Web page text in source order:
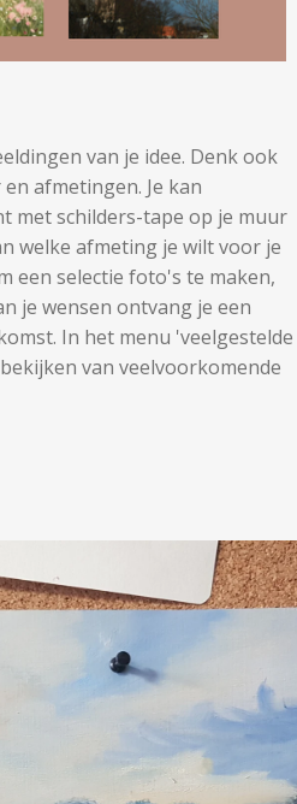
van je idee. Denk ook
afmetingen. Je kan
met schilders-tape op je muur
welke afmeting je wilt voor je
een selectie foto's te maken,
je wensen ontvang je een
In het menu 'veelgestelde
van veelvoorkomende